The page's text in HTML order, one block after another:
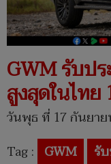
GWM รับป
สูงสุดในไทย
วันพุธ ที่ 17 กันยาย
Tag : GWM รั